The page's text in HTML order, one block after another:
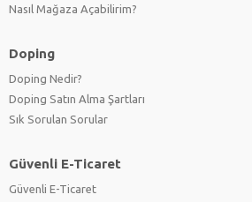
Nasıl Mağaza Açabilirim?
Doping
Doping Nedir?
Doping Satın Alma Şartları
Sık Sorulan Sorular
Güvenli E-Ticaret
Güvenli E-Ticaret